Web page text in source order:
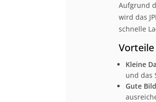
Aufgrund
wird das
schnelle
Vorteile
Kleine
und das
Gute